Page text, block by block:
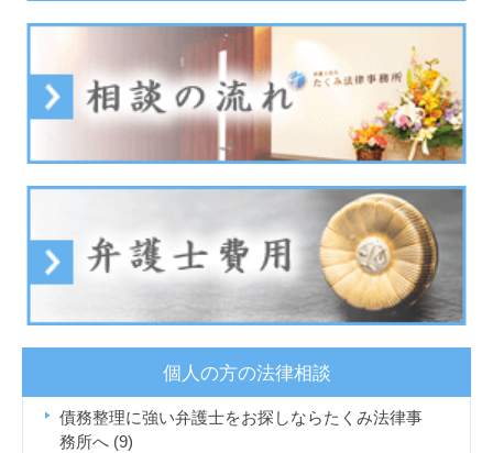
個人の方の法律相談
債務整理に強い弁護士をお探しならたくみ法律事
務所へ (9)